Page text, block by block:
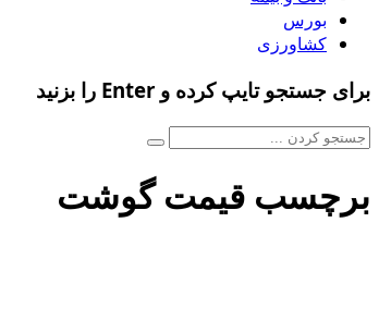
بورس
کشاورزی
برای جستجو تایپ کرده و Enter را بزنید
برچسب قیمت گوشت